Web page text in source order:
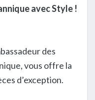
avec Style !
des
vous offre la
d’exception.